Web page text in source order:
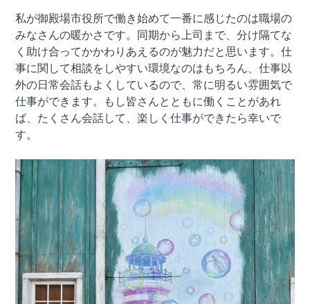
私が御殿場市役所で働き始めて一番に感じたのは職場の
みなさんの暖かさです。同期から上司まで、分け隔てな
く助け合ってかかわりあえるのが魅力だと思います。仕
事に関して相談をしやすい環境なのはもちろん、仕事以
外の日常会話もよくしているので、常に明るい雰囲気で
仕事ができます。もし皆さんとともに働くことがあれ
ば、たくさん会話して、楽しく仕事ができたら幸いで
す。